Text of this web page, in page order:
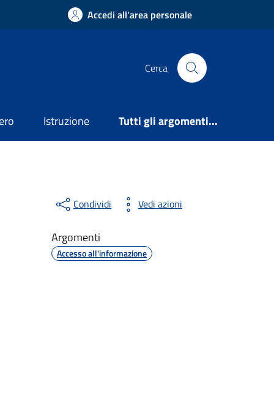
Accedi all'area personale
Cerca
Istruzione Tutti gli argomenti...
Condividi Vedi azioni
Argomenti
Accesso all'informazione